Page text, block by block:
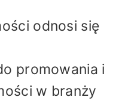
odnosi się
promowania i
w branży